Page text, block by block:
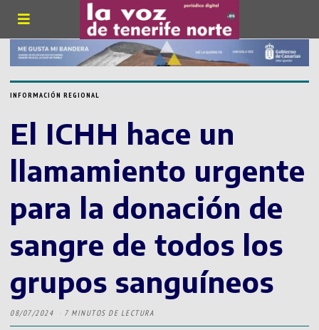
INFORMACIÓN REGIONAL
El ICHH hace un
llamamiento urgente
para la donación de
sangre de todos los
grupos sanguíneos
08/07/2024 7 MINUTOS DE LECTURA